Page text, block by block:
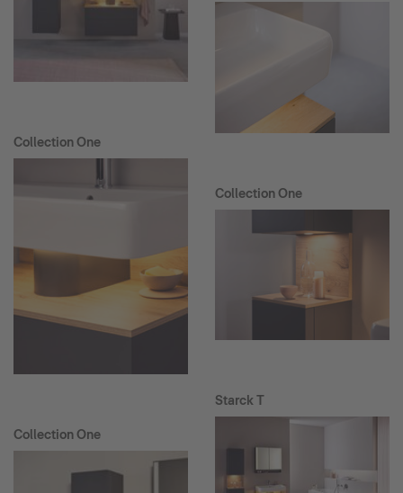
Collection One
Collection One
Collection One
Starck T